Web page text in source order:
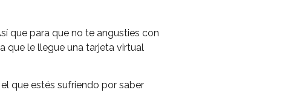
que para que no te angusties con
que le llegue una tarjeta virtual
que estés sufriendo por saber